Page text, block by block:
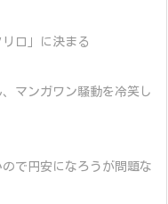
ロ」に決まる
マンガワン騒動を冷笑し
で円安になろうが問題な